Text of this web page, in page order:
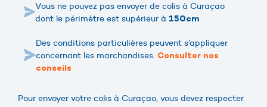
Vous ne pouvez pas envoyer de colis à Curaçao
dont le périmètre est supérieur à 150cm
Des conditions particulières peuvent s’appliquer
concernant les marchandises. Consulter nos
conseils
Pour envoyer votre colis à Curaçao, vous devez respecter